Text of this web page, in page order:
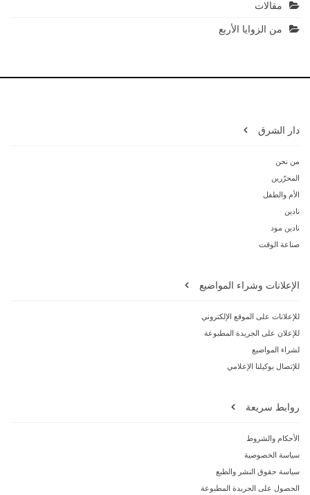
مقالات
من الزوايا الأربع
دار الشرق
من نحن
المحرّرين
الأم والطفل
نادين
نادين مود
صناعة الوقت
الإعلانات وشراء المواضيع
للإعلانات على الموقع الإلكتروني
للإعلان على الجريدة المطبوعة
لشراء المواضيع
للإتصال بوكيلنا الإعلامي
روابط سريعة
الأحكام والشروط
سياسة الخصوصية
سياسة حقوق النشر والطبع
الحصول على الجريدة المطبوعة